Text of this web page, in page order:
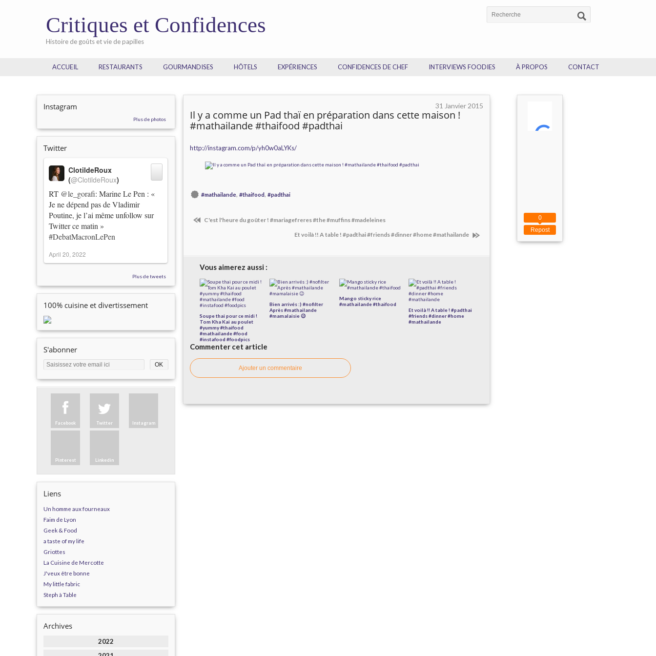
Critiques et Confidences
Histoire de goûts et vie de papilles
ACCUEIL RESTAURANTS GOURMANDISES HÔTELS EXPÉRIENCES CONFIDENCES DE CHEF INTERVIEWS FOODIES À PROPOS CONTACT
Instagram
Plus de photos
Twitter
RT @le_gorafi: Marine Le Pen : «
Je ne dépend pas de Vladimir
Poutine, je l’ai même unfollow sur
Twitter ce matin »
#DebatMacronLePen
ClotildeRoux
(@ClotildeRoux)
April 20, 2022
Plus de tweets
100% cuisine et divertissement
S'abonner
Facebook Twitter Instagram
Pinterest Linkedin
Liens
Un homme aux fourneaux
Faim de Lyon
Geek & Food
a taste of my life
Griottes
La Cuisine de Mercotte
J'veux être bonne
My little fabric
Steph à Table
Archives
2022
31 Janvier 2015
Il y a comme un Pad thaï en préparation dans cette maison !
#mathailande #thaifood #padthai
http://instagram.com/p/yh0w0aLYKs/
#mathailande,#thaifood,#padthai
C'est l'heure du goûter ! #mariagefreres #the #muffins #madeleines
Et voilà !! A table ! #padthai #friends #dinner #home #mathailande
Vous aimerez aussi :
Soupe thai pour ce midi !
Tom Kha Kai au poulet
#yummy #thaifood
#mathailande #food
#instafood #foodpics
Bien arrivés :) #nofilter
Après #mathailande
#mamalaisie 😉
Mango sticky rice
#mathailande #thaifood
Et voilà !! A table ! #padthai
#friends #dinner #home
#mathailande
Commenter cet article
Ajouter un commentaire
Repost
0